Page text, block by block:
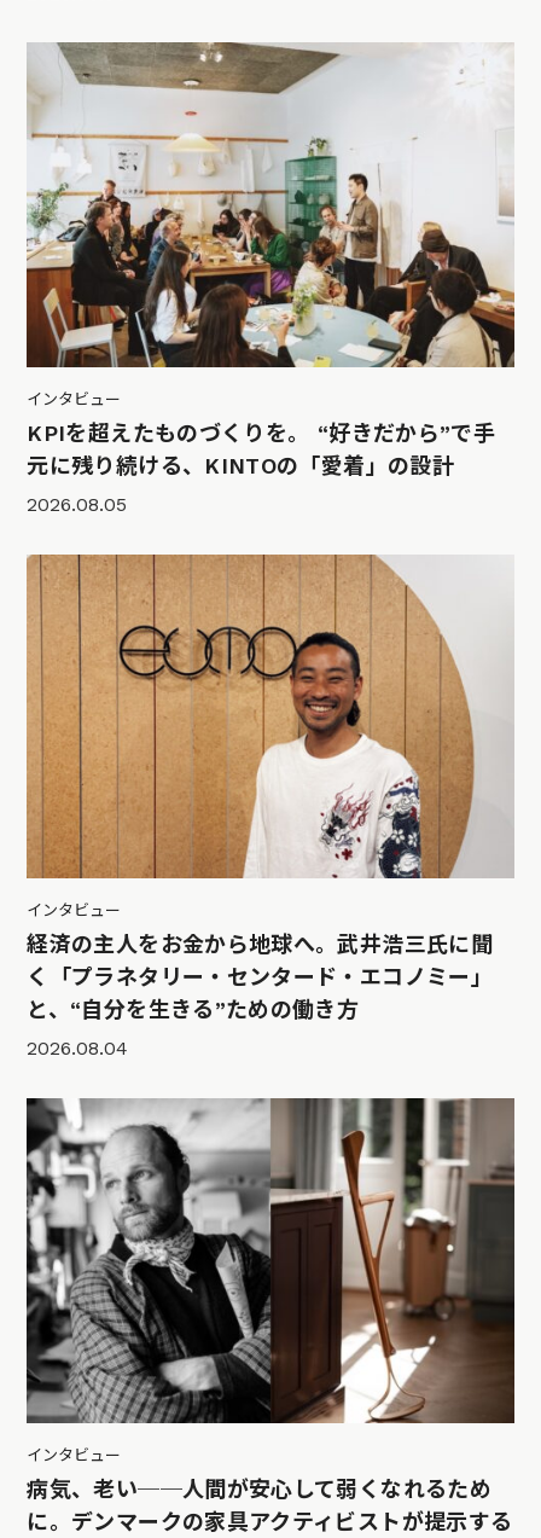
インタビュー
KPIを超えたものづくりを。 “好きだから”で手
元に残り続ける、KINTOの「愛着」の設計
2026.08.05
インタビュー
経済の主人をお金から地球へ。武井浩三氏に聞
く「プラネタリー・センタード・エコノミー」
と、“自分を生きる”ための働き方
2026.08.04
インタビュー
病気、老い──人間が安心して弱くなれるため
に。デンマークの家具アクティビストが提示する